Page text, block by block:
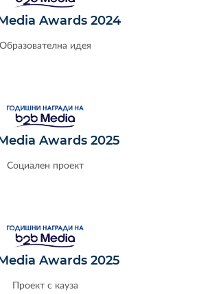
Awards 2024
Образователна идея
Awards 2025
Социален проект
Awards 2025
Проект с кауза